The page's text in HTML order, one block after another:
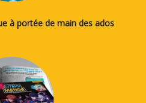
à portée de main des ados